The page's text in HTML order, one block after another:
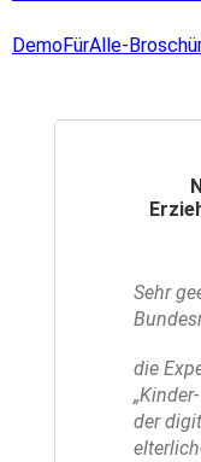
DemoFürAlle-
Sehr
die
der